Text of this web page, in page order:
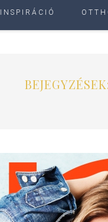
INSPIRÁCIÓ